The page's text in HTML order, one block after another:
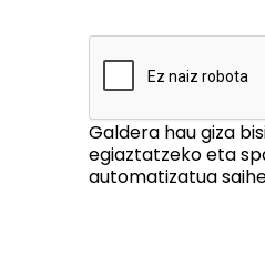
Galdera hau giza
egiaztatzeko eta
automatizatua